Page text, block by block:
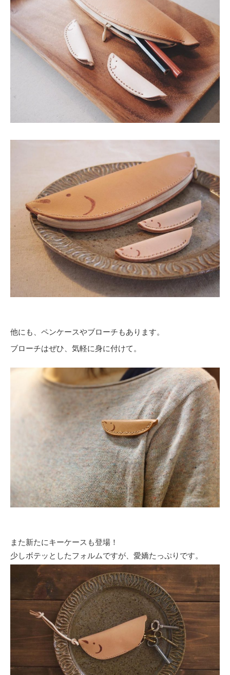
他にも、ペンケースやブローチもあります。
ブローチはぜひ、気軽に身に付けて。
また新たにキーケースも登場！
少しボテッとしたフォルムですが、愛嬌たっぷりです。